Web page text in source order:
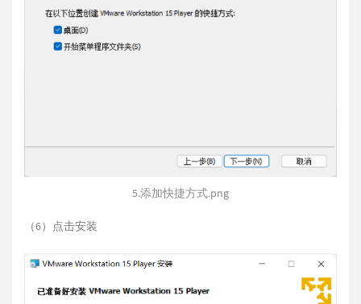
5.添加快捷方式.png
（6）点击安装